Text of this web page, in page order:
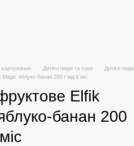
харчування Дитячі пюре та соки
Дитячі
яблуко-банан 200 г від 6 міс
Elfik
банан 200